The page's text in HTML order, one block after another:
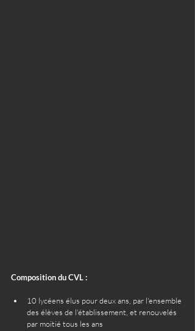
Composition du CVL :
10 lycéens élus pour deux ans, par l'ensemble
des élèves de l'établissement, et renouvelés
par moitié tous les ans